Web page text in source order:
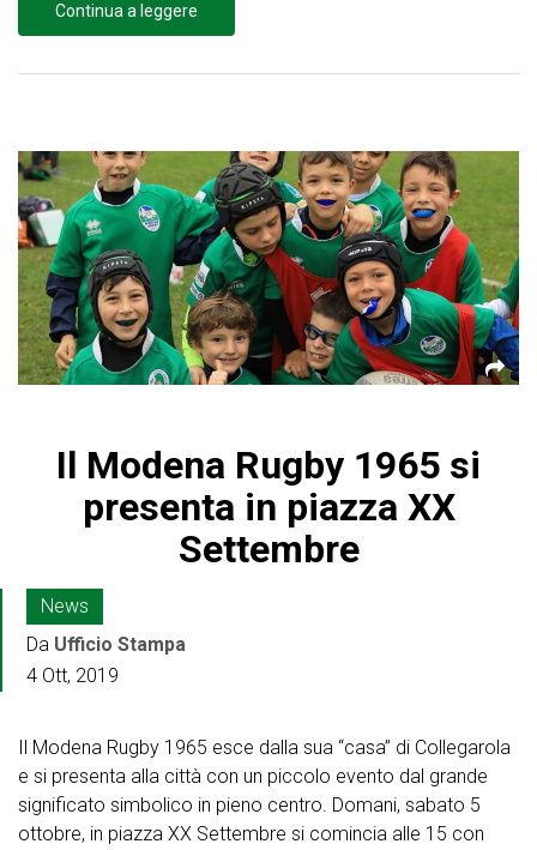
Continua a leggere
Il Modena Rugby 1965 si
presenta in piazza XX
Settembre
News
Da Ufficio Stampa
4 Ott, 2019
Il Modena Rugby 1965 esce dalla sua “casa” di Collegarola
e si presenta alla città con un piccolo evento dal grande
significato simbolico in pieno centro. Domani, sabato 5
ottobre, in piazza XX Settembre si comincia alle 15 con